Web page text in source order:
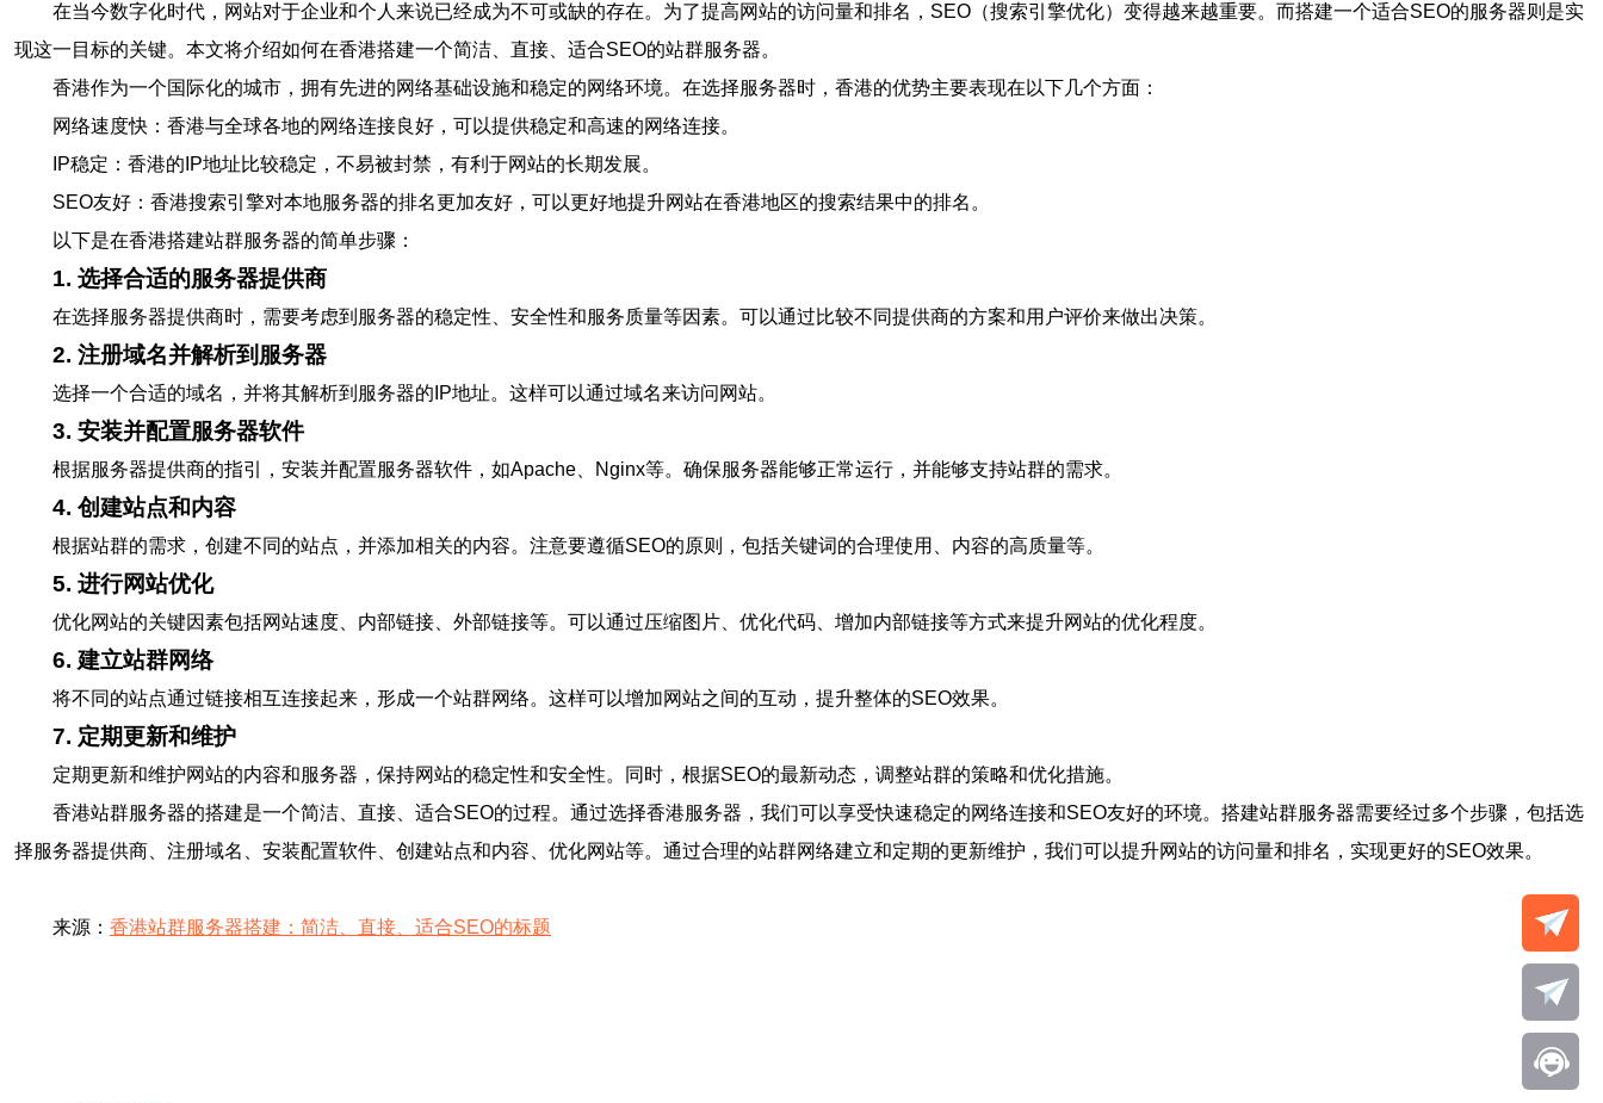
在当今数字化时代，网站对于企业和个人来说已经成为不可或缺的存在。为了提高网站的访问量和排名，SEO（搜索引擎优化）变得越来越重要。而搭建一个适合SEO的服务器则是实
现这一目标的关键。本文将介绍如何在香港搭建一个简洁、直接、适合SEO的站群服务器。
香港作为一个国际化的城市，拥有先进的网络基础设施和稳定的网络环境。在选择服务器时，香港的优势主要表现在以下几个方面：
网络速度快：香港与全球各地的网络连接良好，可以提供稳定和高速的网络连接。
IP稳定：香港的IP地址比较稳定，不易被封禁，有利于网站的长期发展。
SEO友好：香港搜索引擎对本地服务器的排名更加友好，可以更好地提升网站在香港地区的搜索结果中的排名。
以下是在香港搭建站群服务器的简单步骤：
1. 选择合适的服务器提供商
在选择服务器提供商时，需要考虑到服务器的稳定性、安全性和服务质量等因素。可以通过比较不同提供商的方案和用户评价来做出决策。
2. 注册域名并解析到服务器
选择一个合适的域名，并将其解析到服务器的IP地址。这样可以通过域名来访问网站。
3. 安装并配置服务器软件
根据服务器提供商的指引，安装并配置服务器软件，如Apache、Nginx等。确保服务器能够正常运行，并能够支持站群的需求。
4. 创建站点和内容
根据站群的需求，创建不同的站点，并添加相关的内容。注意要遵循SEO的原则，包括关键词的合理使用、内容的高质量等。
5. 进行网站优化
优化网站的关键因素包括网站速度、内部链接、外部链接等。可以通过压缩图片、优化代码、增加内部链接等方式来提升网站的优化程度。
6. 建立站群网络
将不同的站点通过链接相互连接起来，形成一个站群网络。这样可以增加网站之间的互动，提升整体的SEO效果。
7. 定期更新和维护
定期更新和维护网站的内容和服务器，保持网站的稳定性和安全性。同时，根据SEO的最新动态，调整站群的策略和优化措施。
香港站群服务器的搭建是一个简洁、直接、适合SEO的过程。通过选择香港服务器，我们可以享受快速稳定的网络连接和SEO友好的环境。搭建站群服务器需要经过多个步骤，包括选
择服务器提供商、注册域名、安装配置软件、创建站点和内容、优化网站等。通过合理的站群网络建立和定期的更新维护，我们可以提升网站的访问量和排名，实现更好的SEO效果。
来源： 香港站群服务器搭建：简洁、直接、适合SEO的标题